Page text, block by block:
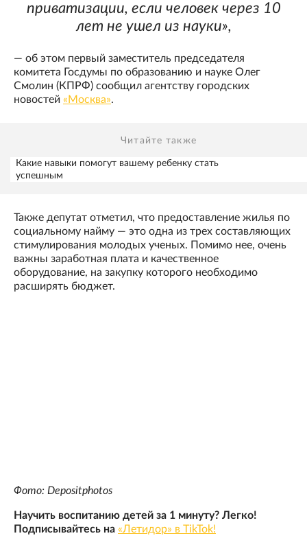
приватизации, если человек через 10
лет не ушел из науки»,
— об этом первый заместитель председателя
комитета Госдумы по образованию и науке Олег
Смолин (КПРФ) сообщил агентству городских
новостей «Москва».
Читайте также
Какие навыки помогут вашему ребенку стать
успешным
Также депутат отметил, что предоставление жилья по
социальному найму — это одна из трех составляющих
стимулирования молодых ученых. Помимо нее, очень
важны заработная плата и качественное
оборудование, на закупку которого необходимо
расширять бюджет.
Фото: Depositphotos
Научить воспитанию детей за 1 минуту? Легко!
Подписывайтесь на «Летидор» в TikTok!